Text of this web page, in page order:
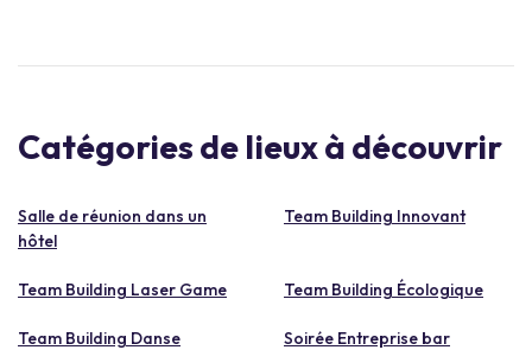
Catégories de lieux à découvrir
Salle de réunion dans un
hôtel
Team Building Innovant
Team Building Laser Game Team Building Écologique
Team Building Danse Soirée Entreprise bar